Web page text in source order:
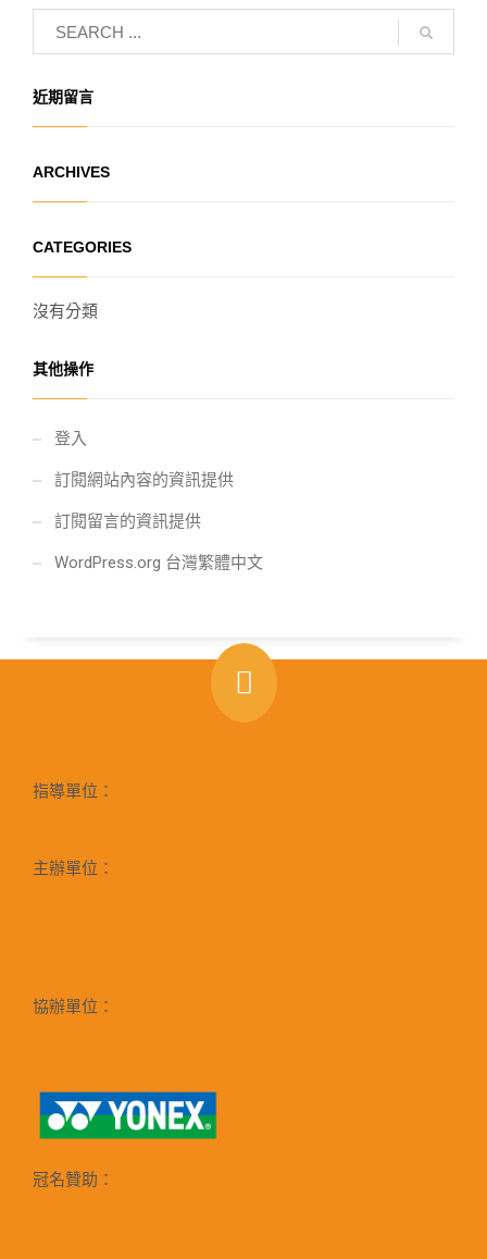
近期留言
ARCHIVES
CATEGORIES
沒有分類
其他操作
登入
訂閱網站內容的資訊提供
訂閱留言的資訊提供
WordPress.org 台灣繁體中文
指導單位：
主辦單位：
協辦單位：
冠名贊助：